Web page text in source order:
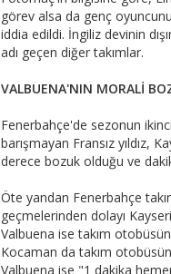
görev alsa da genç
iddia edildi. İngiliz devinin
adı geçen diğer takımlar.
VALBUENA'NIN MORALİ
Fenerbahçe'de sezonun
barışmayan Fransız yıldız,
derece bozuk olduğu ve
Öte yandan Fenerbahçe
geçmelerinden dolayı
Valbuena ise takım
Kocaman da takım
Valbuena ise "1 dakika